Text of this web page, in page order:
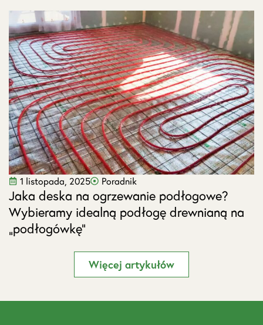
1 listopada, 2025 Poradnik
Jaka deska na ogrzewanie podłogowe?
Wybieramy idealną podłogę drewnianą na
„podłogówkę”
Więcej artykułów